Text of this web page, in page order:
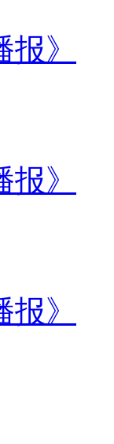
称，学
作业减
。对于
街小学
内容
真正完
飞认为
不同，
。而宁
小学
》
》
》